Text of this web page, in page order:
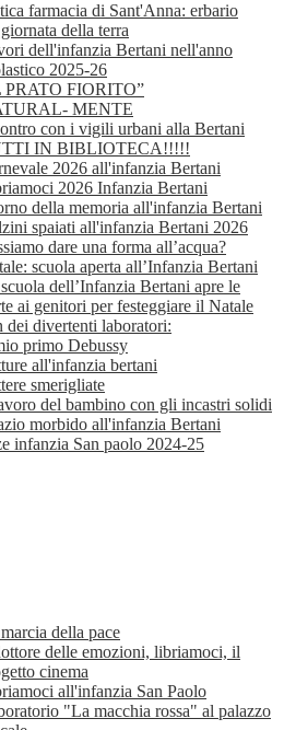
farmacia di Sant'Anna: erbario
della terra
dell'infanzia Bertani nell'anno
2025-26
PRATO FIORITO”
MENTE
con i vigili urbani alla Bertani
IN BIBLIOTECA!!!!!
2026 all'infanzia Bertani
2026 Infanzia Bertani
della memoria all'infanzia Bertani
spaiati all'infanzia Bertani 2026
dare una forma all’acqua?
scuola aperta all’Infanzia Bertani
dell’Infanzia Bertani apre le
ai genitori per festeggiare il Natale
dei divertenti laboratori:
primo Debussy
all'infanzia bertani
smerigliate
del bambino con gli incastri solidi
morbido all'infanzia Bertani
infanzia San paolo 2024-25
della pace
delle emozioni, libriamoci, il
cinema
all'infanzia San Paolo
"La macchia rossa" al palazzo